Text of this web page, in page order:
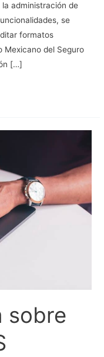
administración de
se
formatos
Mexicano del Seguro
[…]
sobre